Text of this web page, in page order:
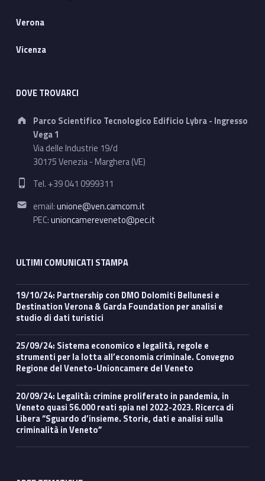
Verona
Vicenza
DOVE TROVARCI
Address:
Parco Scientifico Tecnologico Edificio Lybra - Ingresso
Vega 1
Via delle Industrie 19/d
30175 Venezia - Marghera (VE)
Phone number:
Tel. +39 041 0999311
Email address:
email:unione@ven.camcom.it
PEC:unioncamereveneto@pec.it
ULTIMI COMUNICATI STAMPA
19/10/24: Partnership con DMO Dolomiti Bellunesi e
Destination Verona & Garda Foundation per analisi e
studio di dati turistici
25/09/24: Sistema economico e legalità, regole e
strumenti per la lotta all’economia criminale. Convegno
Regione del Veneto-Unioncamere del Veneto
20/09/24: Legalità: crimine proliferato in pandemia, in
Veneto quasi 56.000 reati spia nel 2022-2023. Ricerca di
Libera “Sguardo d’insieme. Storie, dati e analisi sulla
criminalità in Veneto”